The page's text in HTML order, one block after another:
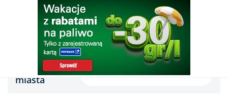
Pogoda w Parku Narodowym Nairobi
Pogoda w miastach
Szukaj
miasta